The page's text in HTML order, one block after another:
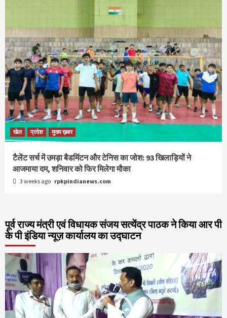
खेल प्रदेश मुख्य ख़बर
टैलेंट सर्च में उमड़ा बैडमिंटन और टेनिस का जोश: 93 खिलाड़ियों ने
आजमाया दम, शनिवार को फिर मिलेगा मौका
3 weeks ago rpkpindianews.com
पूर्व राज्य मंत्री एवं विधायक संजय सत्येंद्र पाठक ने किया आर पी
के पी इंडिया न्यूज़ कार्यालय का उद्घाटन
Video
Player